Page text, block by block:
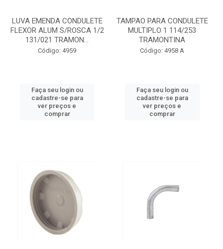
LUVA EMENDA CONDULETE
FLEXOR ALUM S/ROSCA 1/2
131/021 TRAMON...
Código: 4959
Faça seu login ou
cadastre-se para
ver preços e
comprar
TAMPAO PARA CONDULETE
MULTIPLO 1 114/253
TRAMONTINA
Código: 4958 A
Faça seu login ou
cadastre-se para
ver preços e
comprar